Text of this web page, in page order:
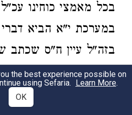
בכל מאמצי כוחינו
במערכת י"א הביא
בזה"ל עיין ח"ס שכתב
להחזיק ישיבת א"י לא
למצות ישיבת א"י אלא
the best experience possible on
using Sefaria. Learn More.
OK